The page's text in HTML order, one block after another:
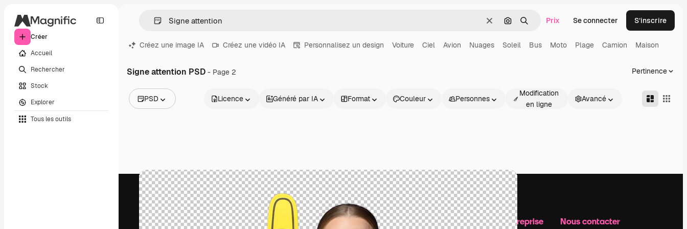
Créer
Accueil
Rechercher
Stock
Explorer
Tous les outils
EffacerRechercher par image
Rechercher
Prix Se connecter S’inscrire
Créez une image IA Créez une vidéo IA Personnalisez un design Voiture Ciel Avion Nuages Soleil Bus Moto Plage Camion Maison
Signe attention PSD - Page 2 Pertinence
PSD
Vidéos
Clips de vidéo
Graphiques animés
Templates vidéos
Icônes
Modèles 3D
Polices
Licence Généré par IA Format Couleur Personnes
Modification
en ligne
Avancé
Produits Commencer Notre entreprise Nous contacter